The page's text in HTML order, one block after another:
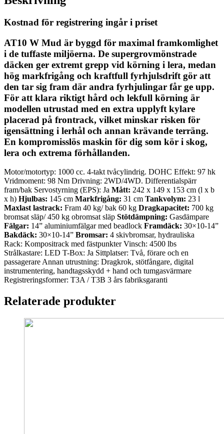
Kostnad för registrering ingår i priset
AT10 W Mud är byggd för maximal framkomlighet
i de tuffaste miljöerna. De supergrovmönstrade
däcken ger extremt grepp vid körning i lera, medan
hög markfrigång och kraftfull fyrhjulsdrift gör att
den tar sig fram där andra fyrhjulingar får ge upp.
För att klara riktigt hård och lekfull körning är
modellen utrustad med en extra upplyft kylare
placerad på frontrack, vilket minskar risken för
igensättning i lerhål och annan krävande terräng.
En kompromisslös maskin för dig som kör i skog,
lera och extrema förhållanden.
Motor/motortyp: 1000 cc. 4-takt tvåcylindrig. DOHC Effekt: 97 hk
Vridmoment: 98 Nm Drivning: 2WD/4WD. Differentialspärr
fram/bak Servostyrning (EPS): Ja Mått: 242 x 149 x 153 cm (l x b
x h) Hjulbas: 145 cm Markfrigång: 31 cm Tankvolym: 23 l
Maxlast lastrack: Fram 40 kg/ bak 60 kg Dragkapacitet: 700 kg
bromsat släp/ 450 kg obromsat släp Stötdämpning: Gasdämpare
Fälgar: 14” aluminiumfälgar med beadlock Framdäck: 30×10-14”
Bakdäck: 30×10-14” Bromsar: 4 skivbromsar, hydrauliska
Rack: Kompositrack med fästpunkter Vinsch: 4500 lbs
Strålkastare: LED T-Box: Ja Sittplatser: Två, förare och en
passagerare Annan utrustning: Dragkrok, stötfångare, digital
instrumentering, handtagsskydd + hand och tumgasvärmare
Registreringsformer: T3A / T3B 3 års fabriksgaranti
Relaterade produkter